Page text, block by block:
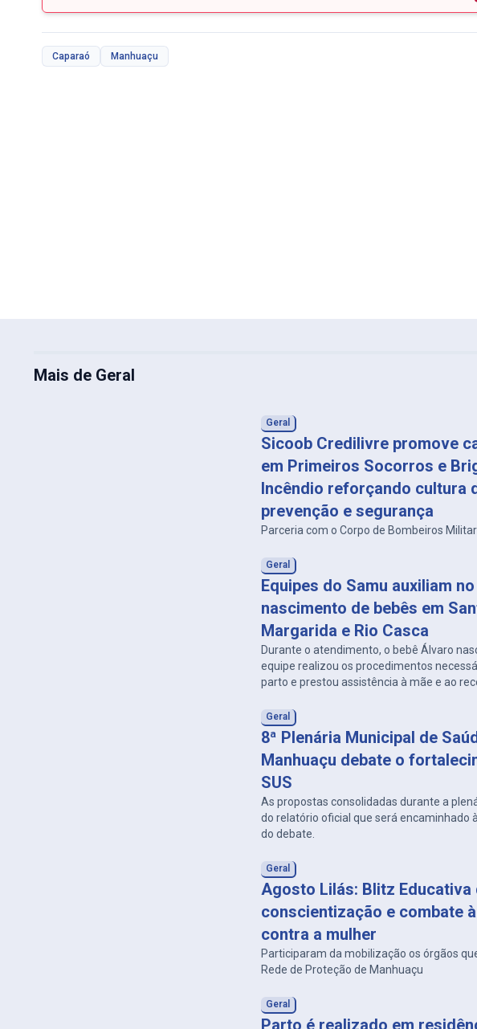
Caparaó Manhuaçu
Mais de Geral
Geral
Sicoob Credilivre promove
em Primeiros Socorros e
Incêndio reforçando cultura
prevenção e segurança
Parceria com o Corpo de Bombeiros
Geral
Equipes do Samu auxiliam no
nascimento de bebês em
Margarida e Rio Casca
Durante o atendimento, o bebê Álvaro
equipe realizou os procedimentos
parto e prestou assistência à mãe e ao
Geral
8ª Plenária Municipal de
Manhuaçu debate o
SUS
As propostas consolidadas durante a
do relatório oficial que será encaminhado
do debate.
Geral
Agosto Lilás: Blitz Educativa
conscientização e combate
contra a mulher
Participaram da mobilização os órgãos
Rede de Proteção de Manhuaçu
Geral
Parto é realizado em